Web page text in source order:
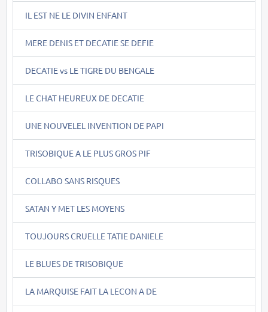
IL EST NE LE DIVIN ENFANT
MERE DENIS ET DECATIE SE DEFIE
DECATIE vs LE TIGRE DU BENGALE
LE CHAT HEUREUX DE DECATIE
UNE NOUVELEL INVENTION DE PAPI
TRISOBIQUE A LE PLUS GROS PIF
COLLABO SANS RISQUES
SATAN Y MET LES MOYENS
TOUJOURS CRUELLE TATIE DANIELE
LE BLUES DE TRISOBIQUE
LA MARQUISE FAIT LA LECON A DE